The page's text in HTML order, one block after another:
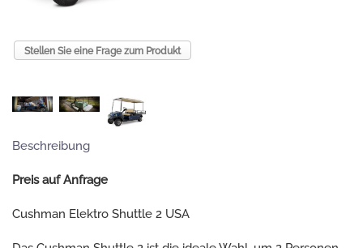
Stellen Sie eine Frage zum Produkt
Beschreibung
Preis auf Anfrage
Cushman Elektro Shuttle 2 USA